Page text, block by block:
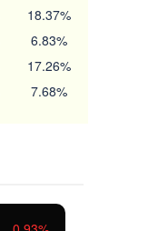
18.37%
6.83%
17.26%
7.68%